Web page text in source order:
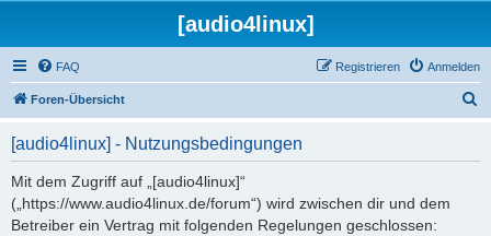
[audio4linux]
FAQ Anmelden
Registrieren
Foren-Übersicht
[audio4linux] - Nutzungsbedingungen
Mit dem Zugriff auf „[audio4linux]“
(„https://www.audio4linux.de/forum“) wird zwischen dir und dem
Betreiber ein Vertrag mit folgenden Regelungen geschlossen: